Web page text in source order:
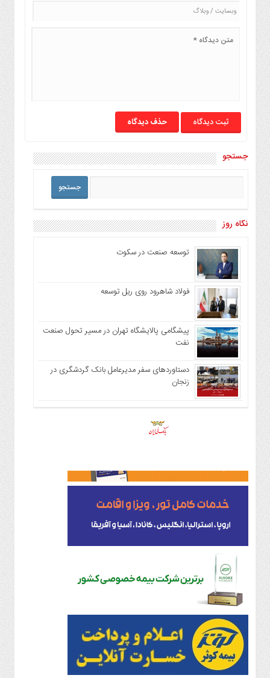
حذف دیدگاه
جستجو
نگاه روز
توسعه صنعت در سکوت
فولاد شاهرود روی ریل توسعه
پیشگامی پالایشگاه تهران در مسیر تحول صنعت
نفت
دستاوردهای سفر مدیرعامل بانک گردشگری در
زنجان